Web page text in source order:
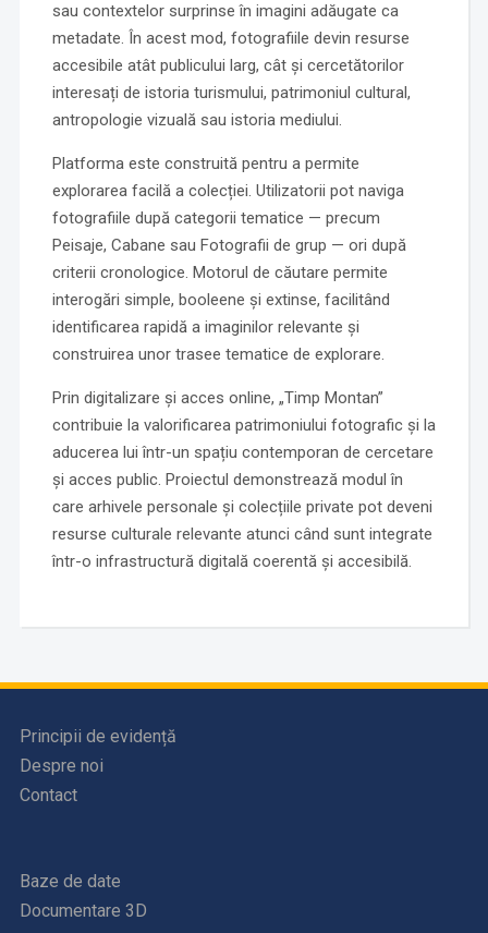
sau contextelor surprinse în imagini adăugate ca
metadate. În acest mod, fotografiile devin resurse
accesibile atât publicului larg, cât și cercetătorilor
interesați de istoria turismului, patrimoniul cultural,
antropologie vizuală sau istoria mediului.
Platforma este construită pentru a permite
explorarea facilă a colecției. Utilizatorii pot naviga
fotografiile după categorii tematice — precum
Peisaje, Cabane sau Fotografii de grup — ori după
criterii cronologice. Motorul de căutare permite
interogări simple, booleene și extinse, facilitând
identificarea rapidă a imaginilor relevante și
construirea unor trasee tematice de explorare.
Prin digitalizare și acces online, „Timp Montan”
contribuie la valorificarea patrimoniului fotografic și la
aducerea lui într-un spațiu contemporan de cercetare
și acces public. Proiectul demonstrează modul în
care arhivele personale și colecțiile private pot deveni
resurse culturale relevante atunci când sunt integrate
într-o infrastructură digitală coerentă și accesibilă.
Principii de evidență
Despre noi
Contact
Baze de date
Documentare 3D